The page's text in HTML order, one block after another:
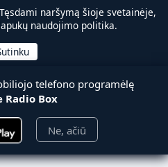
naršymą šioje svetainėje,
naudojimo politika.
telefono programėlę
Radio Box
Ne, ačiū